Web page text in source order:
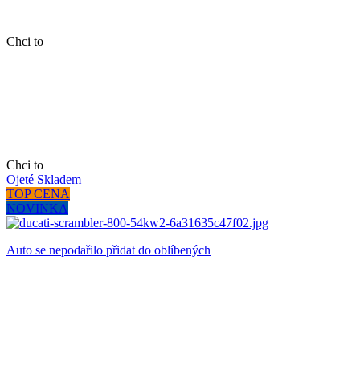
Chci to
Chci to
Ojeté Skladem
TOP CENA
NOVINKA
Auto se nepodařilo přidat do oblíbených